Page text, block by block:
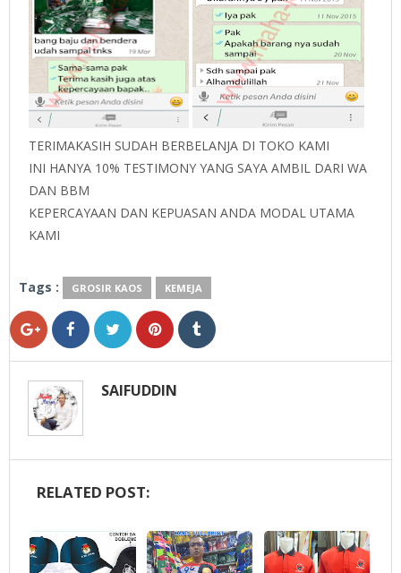
TERIMAKASIH SUDAH BERBELANJA DI TOKO KAMI
INI HANYA 10% TESTIMONY YANG SAYA AMBIL DARI WA
DAN BBM
KEPERCAYAAN DAN KEPUASAN ANDA MODAL UTAMA
KAMI
Tags : GROSIR KAOS KEMEJA
SAIFUDDIN
RELATED POST: